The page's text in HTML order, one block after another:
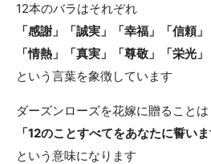
12本のバラはそれぞれ
「感謝」「誠実」「幸福」「信頼
「情熱」「真実」「尊敬」「栄光
という言葉を象徴しています
ダーズンローズを花嫁に贈ることは
「12のことすべてをあなたに誓いま
という意味になります